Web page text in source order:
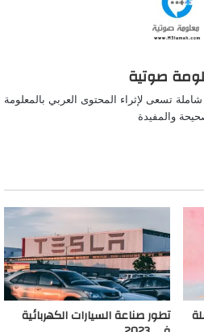
صوتية
شاملة تسعى لإثراء المحتوى العربي بالمعلومة
والمفيدة
تطور صناعة السيارات الكهربائية